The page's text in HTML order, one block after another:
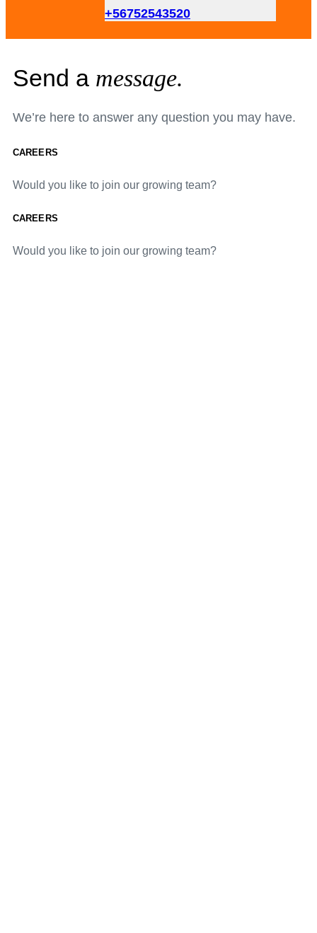
+56752543520
Send a message.
We’re here to answer any question you may have.
CAREERS
Would you like to join our growing team?
CAREERS
Would you like to join our growing team?